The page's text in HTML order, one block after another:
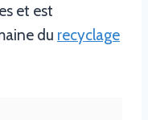
et est
du recyclage